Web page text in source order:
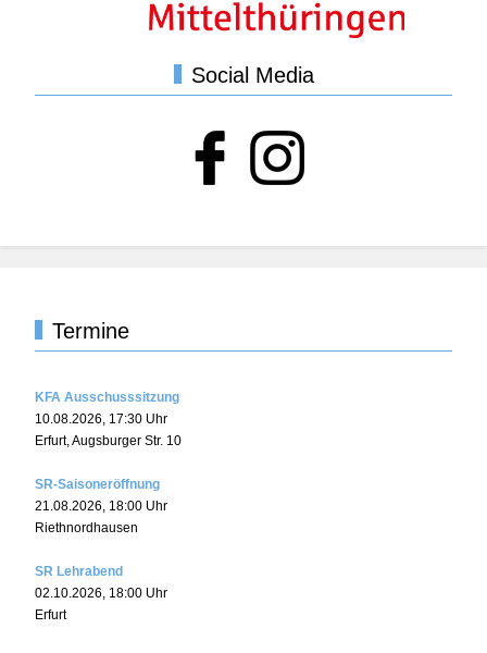
Social Media
Termine
KFA Ausschusssitzung
10.08.2026 17:30 Uhr
Erfurt, Augsburger Str. 10
SR-Saisoneröffnung
21.08.2026 18:00 Uhr
Riethnordhausen
SR Lehrabend
02.10.2026 18:00 Uhr
Erfurt